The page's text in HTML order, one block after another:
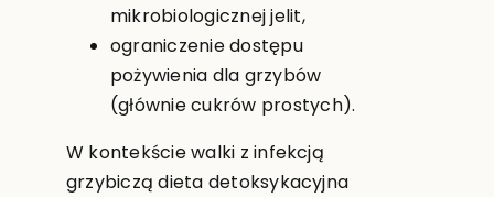
mikrobiologicznej jelit,
ograniczenie dostępu
pożywienia dla grzybów
(głównie cukrów prostych).
W kontekście walki z infekcją
grzybiczą dieta detoksykacyjna